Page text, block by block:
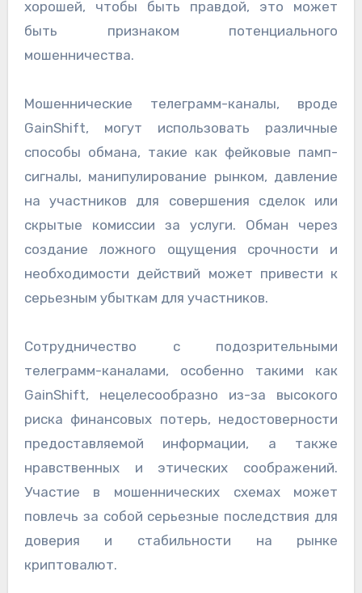
хорошей, чтобы быть правдой, это может
быть признаком потенциального
мошенничества.
Мошеннические телеграмм-каналы, вроде
GainShift, могут использовать различные
способы обмана, такие как фейковые памп-
сигналы, манипулирование рынком, давление
на участников для совершения сделок или
скрытые комиссии за услуги. Обман через
создание ложного ощущения срочности и
необходимости действий может привести к
серьезным убыткам для участников.
Сотрудничество с подозрительными
телеграмм-каналами, особенно такими как
GainShift, нецелесообразно из-за высокого
риска финансовых потерь, недостоверности
предоставляемой информации, а также
нравственных и этических соображений.
Участие в мошеннических схемах может
повлечь за собой серьезные последствия для
доверия и стабильности на рынке
криптовалют.